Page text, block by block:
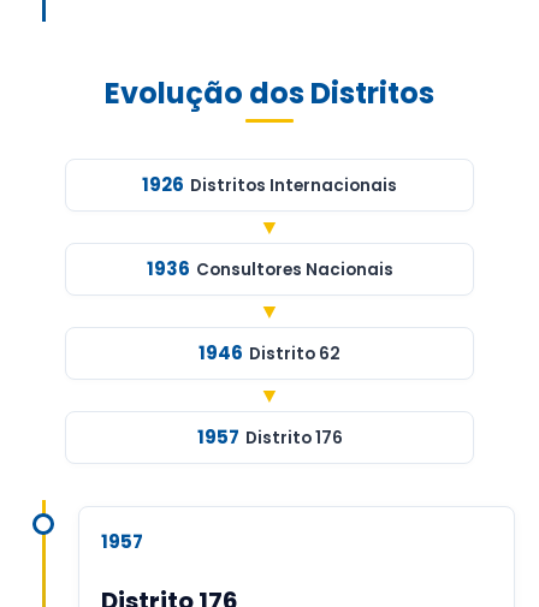
Evolução dos Distritos
1926 Distritos Internacionais
▼
1936 Consultores Nacionais
▼
1946 Distrito 62
▼
1957 Distrito 176
1957